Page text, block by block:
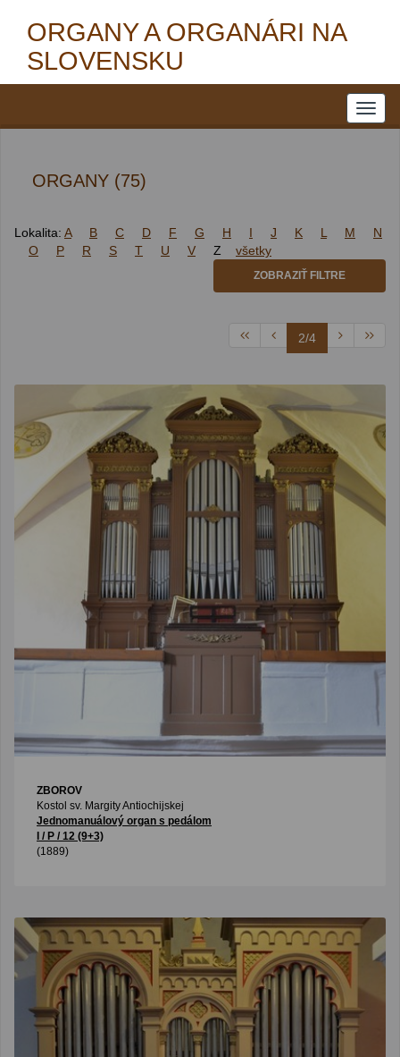
ORGANY A ORGANÁRI NA
SLOVENSKU
ORGANY (75)
Lokalita: A B C D F G H I J K L M
N
O
P R S T U V Z všetky
ZOBRAZIŤ FILTRE
2/4
ZBOROV
Kostol sv. Margity Antiochijskej
Jednomanuálový organ s pedálom
I / P / 12 (9+3)
(1889)